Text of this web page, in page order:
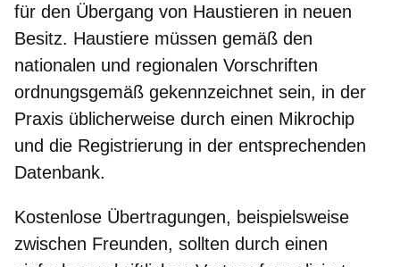
für den Übergang von Haustieren in neuen
Besitz. Haustiere müssen gemäß den
nationalen und regionalen Vorschriften
ordnungsgemäß gekennzeichnet sein, in der
Praxis üblicherweise durch einen Mikrochip
und die Registrierung in der entsprechenden
Datenbank.
Kostenlose Übertragungen, beispielsweise
zwischen Freunden, sollten durch einen